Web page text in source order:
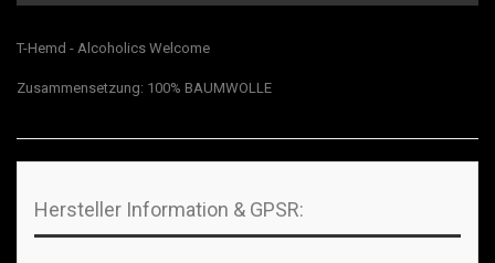
T-Hemd - Alcoholics Welcome
Zusammensetzung: 100% BAUMWOLLE
Hersteller Information & GPSR: